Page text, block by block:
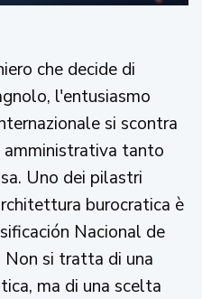
che decide di
l'entusiasmo
si scontra
tanto
Uno dei pilastri
burocratica è
Nacional de
Non si tratta di una
ma di una scelta